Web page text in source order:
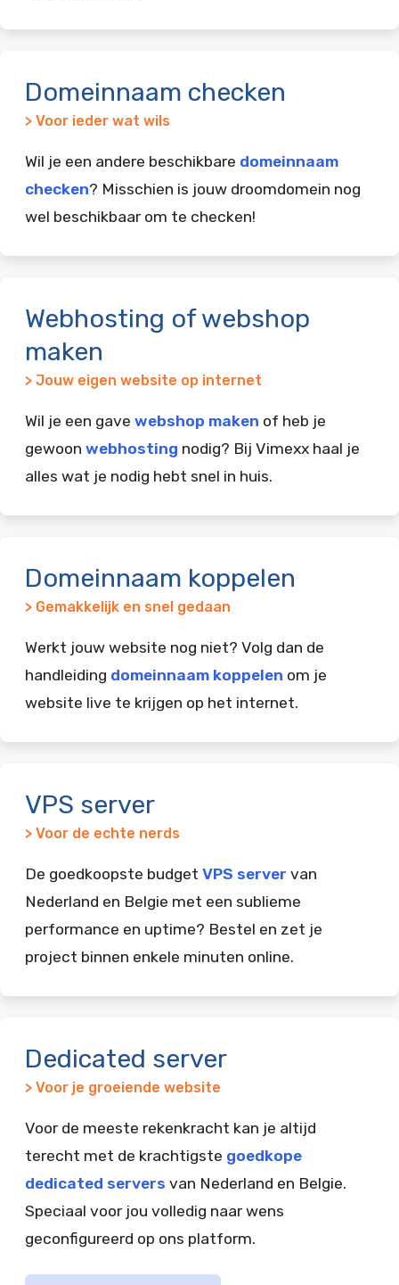
Domeinnaam checken
> Voor ieder wat wils
Wil je een andere beschikbare domeinnaam
checken? Misschien is jouw droomdomein nog
wel beschikbaar om te checken!
Webhosting of webshop
maken
> Jouw eigen website op internet
Wil je een gave webshop maken of heb je
gewoon webhosting nodig? Bij Vimexx haal je
alles wat je nodig hebt snel in huis.
Domeinnaam koppelen
> Gemakkelijk en snel gedaan
Werkt jouw website nog niet? Volg dan de
handleiding domeinnaam koppelen om je
website live te krijgen op het internet.
VPS server
> Voor de echte nerds
De goedkoopste budget VPS server van
Nederland en Belgie met een sublieme
performance en uptime? Bestel en zet je
project binnen enkele minuten online.
Dedicated server
> Voor je groeiende website
Voor de meeste rekenkracht kan je altijd
terecht met de krachtigste goedkope
dedicated servers van Nederland en Belgie.
Speciaal voor jou volledig naar wens
geconfigureerd op ons platform.